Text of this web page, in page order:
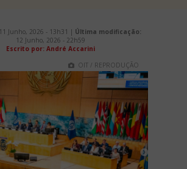
11 Junho, 2026 - 13h31 | Última modificação:
12 Junho, 2026 - 22h59
Escrito por: André Accarini
OIT / REPRODUÇÃO